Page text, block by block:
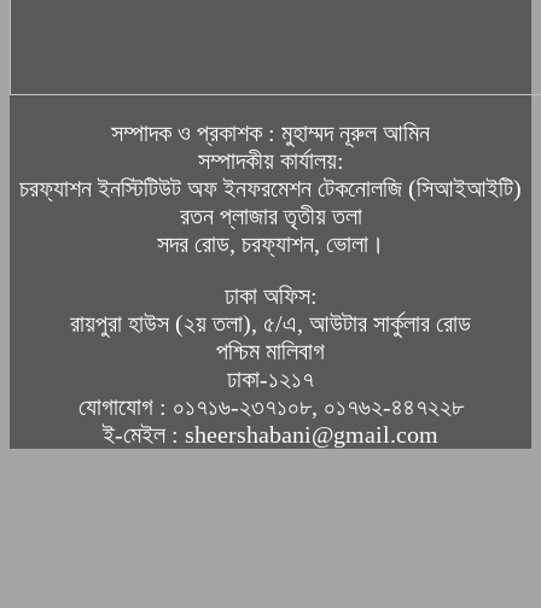
সম্পাদক ও প্রকাশক : মুহাম্মদ নূরুল আমিন
সম্পাদকীয় কার্যালয়:
চরফ্যাশন ইনস্টিটিউট অফ ইনফরমেশন টেকনোলজি (সিআইআইটি)
রতন প্লাজার তৃতীয় তলা
সদর রোড, চরফ্যাশন, ভোলা।
ঢাকা অফিস:
রায়পুরা হাউস (২য় তলা), ৫/এ, আউটার সার্কুলার রোড
পশ্চিম মালিবাগ
ঢাকা-১২১৭
যোগাযোগ : ০১৭১৬-২৩৭১০৮, ০১৭৬২-৪৪৭২২৮
ই-মেইল : sheershabani@gmail.com